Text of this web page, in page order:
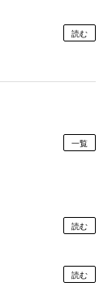
読む
一覧
読む
読む